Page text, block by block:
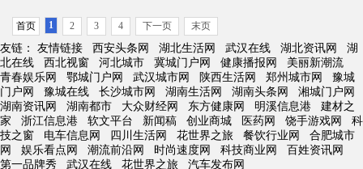
首页 1 2 3 4 下一页 末页
友链： 友情链接 西安头条网 湖北生活网 武汉在线 湖北资讯网
湖
北在线
西北视窗 河北城市 冀城门户网 健康播报网
美丽新潮流
青春娱乐网
鄂城门户网 武汉城市网 陕西生活网 郑州城市网
豫城
门户网
豫城在线 长沙城市网 湖南生活网 湖南头条网
湘城门户网
湖南资讯网
湖南都市 大众财经网 东方健康网 明溪信息港
建材之
家
浙江信息港 软文平台 新闻稿 创业商城 医药网 饶手游戏网
科
技之窗
电车信息网 四川生活网 花世界之旅 餐饮行业网
合肥城市
网
娱乐看点网 潮流前沿网 时尚速度网 科技商业网
百姓资讯网
第一品牌秀
武汉在线 花世界之旅 汽车发布网